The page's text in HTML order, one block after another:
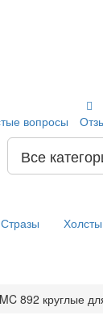
вопросы
Все
Стразы
892 круглые